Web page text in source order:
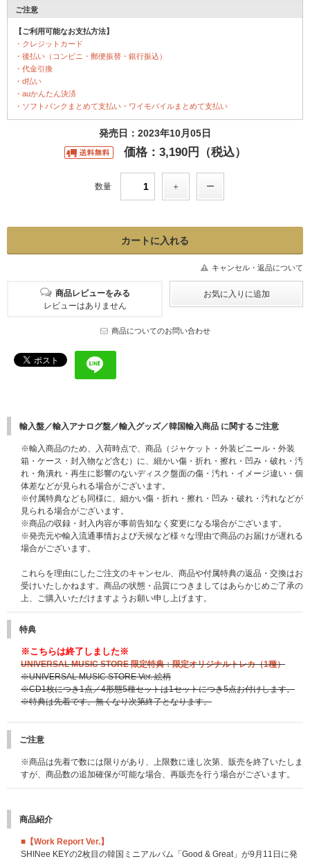
ご注意
【ご利用可能なお支払方法】
・クレジットカード
・後払い（コンビニ・郵便振替・銀行振込）
・代金引換
・d払い
・auかんたん決済
・ソフトバンクまとめて支払い・ワイモバイルまとめて支払い
発売日：2023年10月05日
価格：3,190円（税込）
数量
キャンセル・返品について
商品レビューをみる
レビューはありません
商品についてのお問い合わせ
輸入盤／輸入アナログ盤／輸入グッズ／韓国輸入商品 に関するご注意
※輸入商品のため、入荷時点で、商品（ジャケット・外装ビニール・外装
箱・ケース・封入物など含む）に、細かい傷・折れ・擦れ・凹み・破れ・汚
れ・角潰れ・再生に影響のないディスク盤面の傷・汚れ・イメージ違い・個
体差などが見られる場合がございます。
※付属特典なども同様に、細かい傷・折れ・擦れ・凹み・破れ・汚れなどが
見られる場合がございます。
※商品の収録・封入内容が事前告知なく変更になる場合がございます。
※発売元や輸入流通事情および天候など様々な理由で商品のお届けが遅れる
場合がございます。
これらを理由にしたご注文のキャンセル、商品や付属特典の返品・交換はお
受けいたしかねます。商品の状態・品質につきましてはあらかじめご了承の
上、ご購入いただけますようお願い申し上げます。
特典
※こちらは終了しました※
UNIVERSAL MUSIC STORE 限定特典：限定オリジナルトレカ（1種）
※UNIVERSAL MUSIC STORE Ver. 絵柄
※CD1枚につき1点／4形態5種セットは1セットにつき5点お付けします。
※特典は先着です。無くなり次第終了となります。
ご注意
※商品は先着で数には限りがあり、上限数に達し次第、販売を終了いたしま
すが、商品数の追加確保が可能な場合、再販売を行う場合がございます。
商品紹介
■【Work Report Ver.】
SHINee KEYの2枚目の韓国ミニアルバム「Good & Great」が9月11日に発